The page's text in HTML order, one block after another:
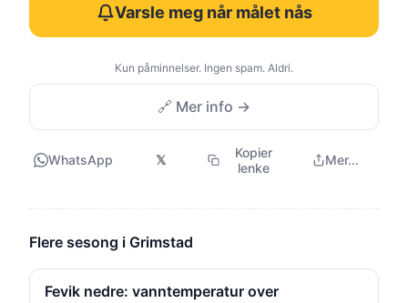
Varsle meg når målet nås
Kun påminnelser. Ingen spam. Aldri.
🔗 Mer info →
WhatsApp 𝕏
Kopier
lenke
Mer...
Flere sesong i Grimstad
Fevik nedre: vanntemperatur over